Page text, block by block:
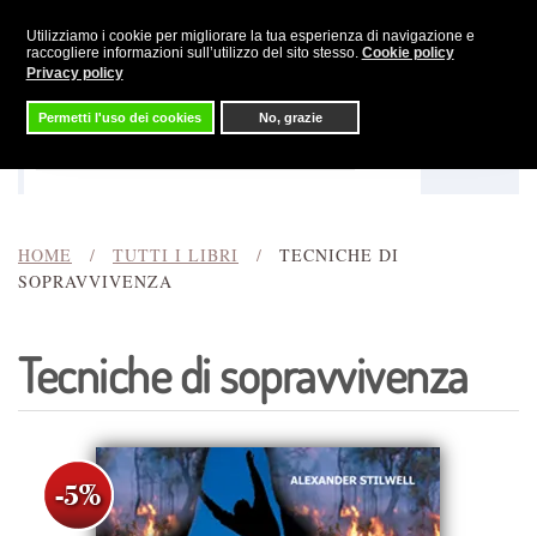
Utilizziamo i cookie per migliorare la tua esperienza di navigazione e
raccogliere informazioni sull’utilizzo del sito stesso. Cookie policy
Privacy policy
Permetti l'uso dei cookies No, grazie
Skip to main content
HOME TUTTI I LIBRI
TECNICHE DI
SOPRAVVIVENZA
Tecniche di sopravvivenza